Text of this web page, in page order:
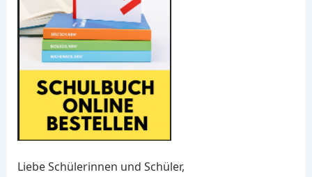
Liebe Schülerinnen und Schüler,